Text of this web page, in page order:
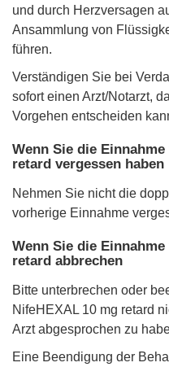
und durch Herzversagen
Ansammlung von
führen.
Verständigen Sie bei
sofort einen Arzt/Notarzt,
Vorgehen entscheiden
Wenn Sie die
retard vergessen haben
Nehmen Sie nicht die
vorherige Einnahme
Wenn Sie die
retard abbrechen
Bitte unterbrechen oder
NifeHEXAL 10 mg retard
Arzt abgesprochen zu
Eine Beendigung der